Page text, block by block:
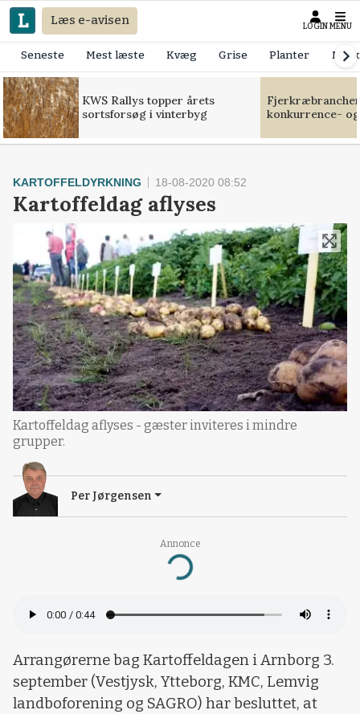
Læs e-avisen LOGIN MENU
Seneste Mest læste Kvæg Grise Planter
KWS Rallys topper årets
sortsforsøg i vinterbyg
konkurrence-
Annonce
Loading...
KARTOFFELDYRKNING 18-08-2020 08:52
Kartoffeldag aflyses
Kartoffeldag aflyses - gæster inviteres i mindre
grupper.
Per Jørgensen
Arrangørerne bag Kartoffeldagen i Arnborg 3.
september (Vestjysk, Ytteborg, KMC, Lemvig
landboforening og SAGRO) har besluttet, at